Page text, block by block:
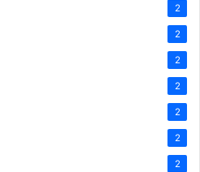
2
2
2
2
2
2
2